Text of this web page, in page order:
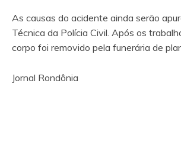
As causas do acidente ainda serão
Técnica da Polícia Civil. Após os
corpo foi removido pela funerária de
Jornal Rondônia